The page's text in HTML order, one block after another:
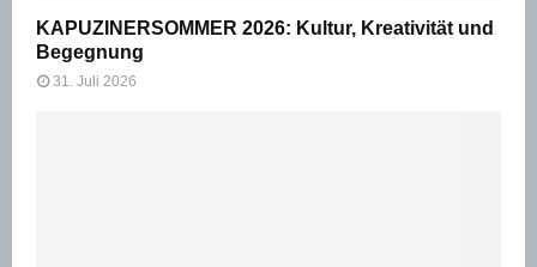
KAPUZINERSOMMER 2026: Kultur, Kreativität und
Begegnung
31. Juli 2026